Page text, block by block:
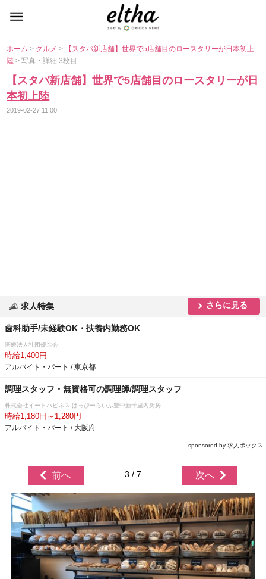
ホーム> グルメ>
【スタバ新店舗】世界で5店舗目のロースタリーが日本初上
陸> 写真・詳細 3枚目
【スタバ新店舗】世界で5店舗目のロースタリーが日
本初上陸
2019-02-27 11:00
求人特集 さらに見る
歯科助手/未経験OK・扶養内勤務OK
医療法人社団優進会
時給1,400円
アルバイト・パート / 東京都
調理スタッフ・無資格可の調理師/調理スタッフ
株式会社イートハピネス はっぴーらいふ豊中新千里内厨房
時給1,180円～1,280円
アルバイト・パート / 大阪府
sponsored by 求人ボックス
前へ 3 / 7 次へ